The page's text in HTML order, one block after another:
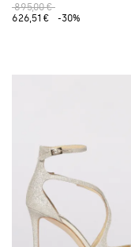
895,00 €
626,51 €
-30%